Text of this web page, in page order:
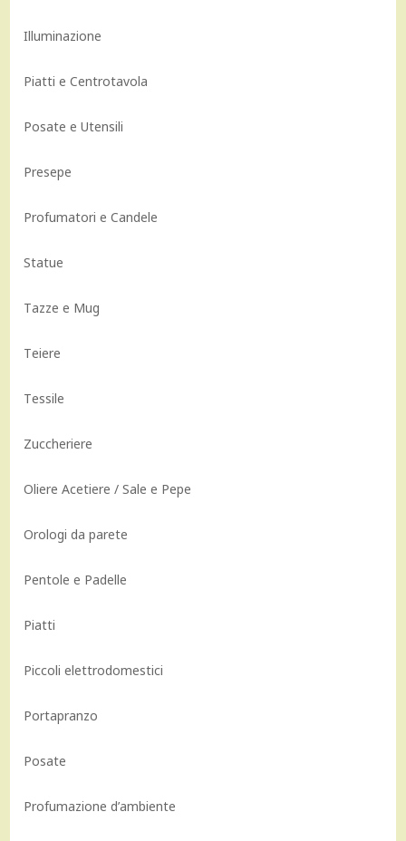
Illuminazione
Piatti e Centrotavola
Posate e Utensili
Presepe
Profumatori e Candele
Statue
Tazze e Mug
Teiere
Tessile
Zuccheriere
Oliere Acetiere / Sale e Pepe
Orologi da parete
Pentole e Padelle
Piatti
Piccoli elettrodomestici
Portapranzo
Posate
Profumazione d’ambiente